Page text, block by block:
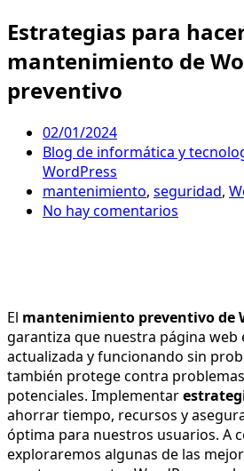
Estrategias para
mantenimiento de
preventivo
02/01/2024
Blog de informática y
WordPress
mantenimiento, seguridad,
No hay comentarios
El mantenimiento preventivo de
garantiza que nuestra página web
actualizada y funcionando sin
también protege contra
potenciales. Implementar
ahorrar tiempo, recursos y
óptima para nuestros usuarios. A
exploraremos algunas de las